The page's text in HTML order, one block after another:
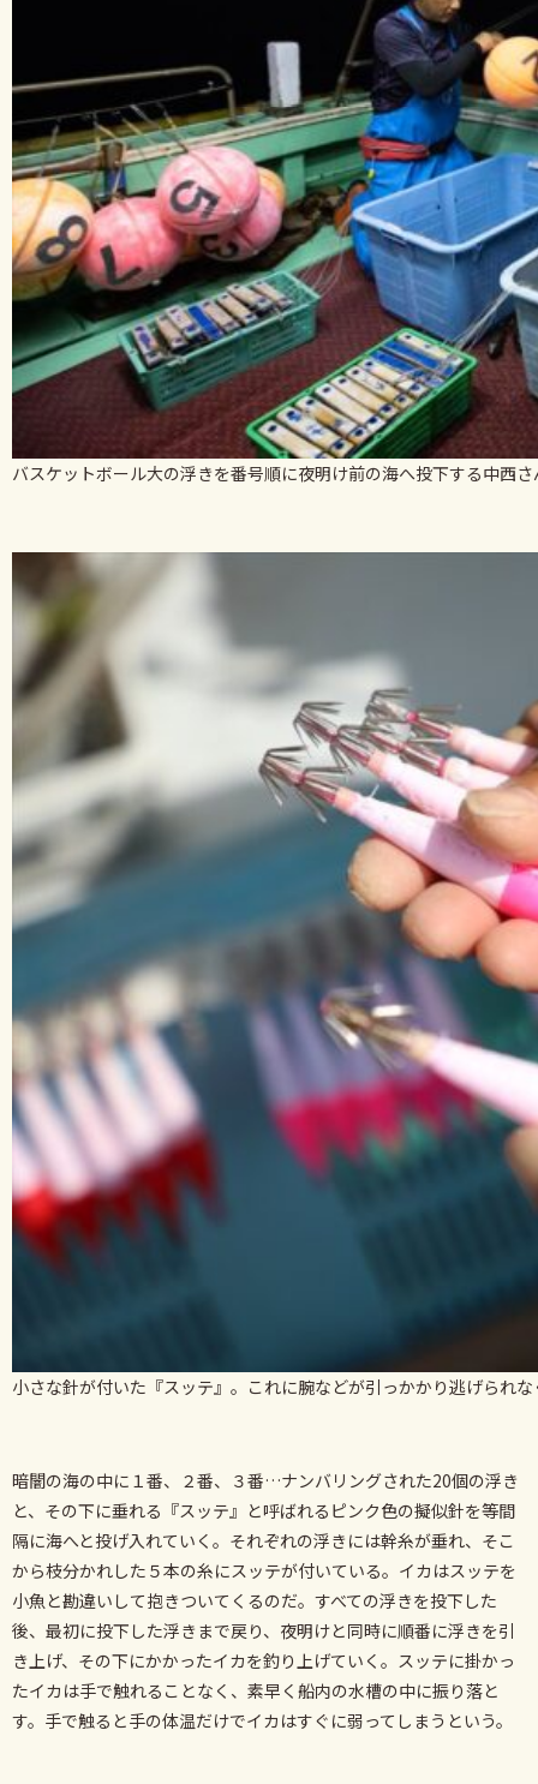
バスケットボール大の浮きを番号順に夜明け前の海へ投下する中西さ
小さな針が付いた『スッテ』。これに腕などが引っかかり逃げられ
暗闇の海の中に１番、２番、３番…ナンバリングされた20個の浮き
と、その下に垂れる『スッテ』と呼ばれるピンク色の擬似針を等間
隔に海へと投げ入れていく。それぞれの浮きには幹糸が垂れ、そこ
から枝分かれした５本の糸にスッテが付いている。イカはスッテを
小魚と勘違いして抱きついてくるのだ。すべての浮きを投下した
後、最初に投下した浮きまで戻り、夜明けと同時に順番に浮きを引
き上げ、その下にかかったイカを釣り上げていく。スッテに掛かっ
たイカは手で触れることなく、素早く船内の水槽の中に振り落と
す。手で触ると手の体温だけでイカはすぐに弱ってしまうという。